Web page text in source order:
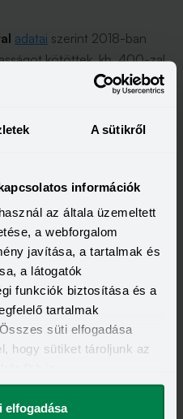
A sütikről
információk
az általa üzemeltett
a webforgalom
javítása, a tartalmak és
a látogatók
funkciók biztosítása és a
tartalmak
süti elfogadása
hogy sütiket tároljunk az
elfogadása
adatai szerint 2018-ban
kötöttek, kb. 400-zal
Az 50 000 körül
volt jellemző: ennél
csak 46 137 pár
2016-ban fordult
címkék
HITEL